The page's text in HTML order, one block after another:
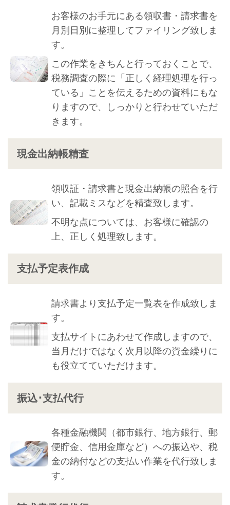
お客様のお手元にある領収書・請求書を
月別日別に整理してファイリング致しま
す。
この作業をきちんと行っておくことで、
税務調査の際に「正しく経理処理を行っ
ている」ことを伝えるための資料にもな
りますので、しっかりと行わせていただ
きます。
現金出納帳精査
領収証・請求書と現金出納帳の照合を行
い、記載ミスなどを精査致します。
不明な点については、お客様に確認の
上、正しく処理致します。
支払予定表作成
請求書より支払予定一覧表を作成致しま
す。
支払サイトにあわせて作成しますので、
当月だけではなく次月以降の資金繰りに
も役立てていただけます。
振込･支払代行
各種金融機関（都市銀行、地方銀行、郵
便貯金、信用金庫など）への振込や、税
金の納付などの支払い作業を代行致しま
す。